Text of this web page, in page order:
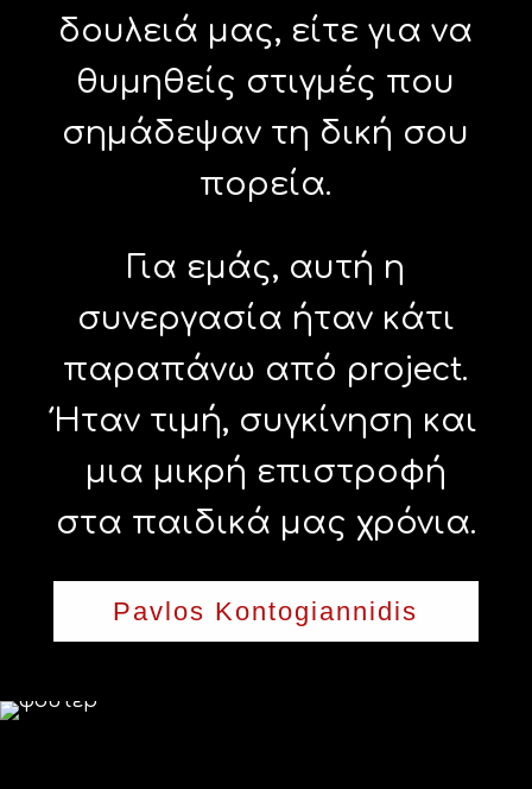
δουλειά μας, είτε για να
θυμηθείς στιγμές που
σημάδεψαν τη δική σου
πορεία.
Για εμάς, αυτή η
συνεργασία ήταν κάτι
παραπάνω από project.
Ήταν τιμή, συγκίνηση και
μια μικρή επιστροφή
στα παιδικά μας χρόνια.
Pavlos Kontogiannidis